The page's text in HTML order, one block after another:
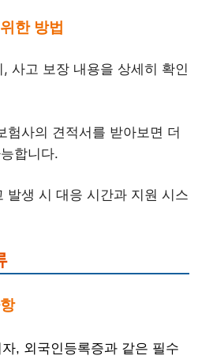
한 방법
, 사고 보장 내용을 상세히 확인
험사의 견적서를 받아보면 더
합니다.
발생 시 대응 시간과 지원 시스
, 외국인등록증과 같은 필수